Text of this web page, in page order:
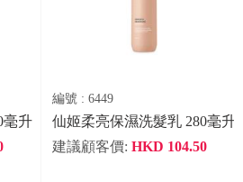
毫升
編號 : 6449
仙姬柔亮保濕洗髮乳 280毫升
建議顧客價: HKD 104.50